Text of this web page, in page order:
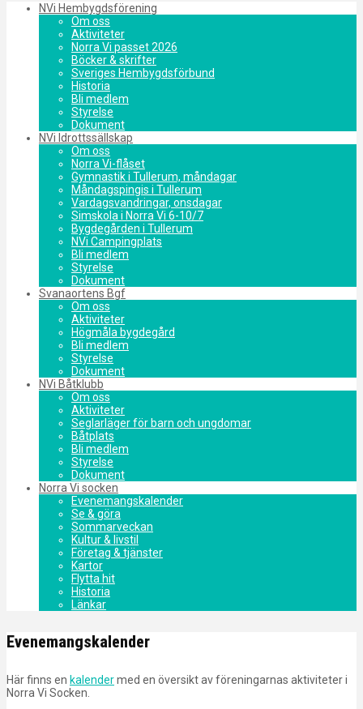
NVi Hembygdsförening
Om oss
Aktiviteter
Norra Vi passet 2026
Böcker & skrifter
Sveriges Hembygdsförbund
Historia
Bli medlem
Styrelse
Dokument
NVi Idrottssällskap
Om oss
Norra Vi-flåset
Gymnastik i Tullerum, måndagar
Måndagspingis i Tullerum
Vardagsvandringar, onsdagar
Simskola i Norra Vi 6-10/7
Bygdegården i Tullerum
NVi Campingplats
Bli medlem
Styrelse
Dokument
Svanaortens Bgf
Om oss
Aktiviteter
Högmåla bygdegård
Bli medlem
Styrelse
Dokument
NVi Båtklubb
Om oss
Aktiviteter
Seglarläger för barn och ungdomar
Båtplats
Bli medlem
Styrelse
Dokument
Norra Vi socken
Evenemangskalender
Se & göra
Sommarveckan
Kultur & livstil
Företag & tjänster
Kartor
Flytta hit
Historia
Länkar
Evenemangskalender
Här finns en kalendermed en översikt av föreningarnas aktiviteter i
Norra Vi Socken.